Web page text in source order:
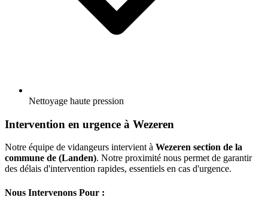
Nettoyage haute pression
Intervention en urgence à Wezeren
Notre équipe de vidangeurs intervient à Wezeren section de la
commune de (Landen). Notre proximité nous permet de garantir
des délais d'intervention rapides, essentiels en cas d'urgence.
Nous Intervenons Pour :